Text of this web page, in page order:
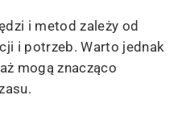
i metod zależy od
i potrzeb. Warto jednak
mogą znacząco